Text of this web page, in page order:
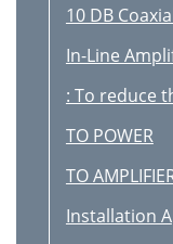
10 DB
In-Line
: To reduce
TO POWER
TO
Installation A